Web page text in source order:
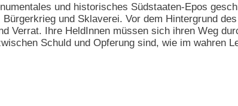
und historisches Südstaaten-Epos
und Sklaverei. Vor dem Hintergrund
Verrat. Ihre HeldInnen müssen sich ihren Weg
Schuld und Opferung sind, wie im wahren